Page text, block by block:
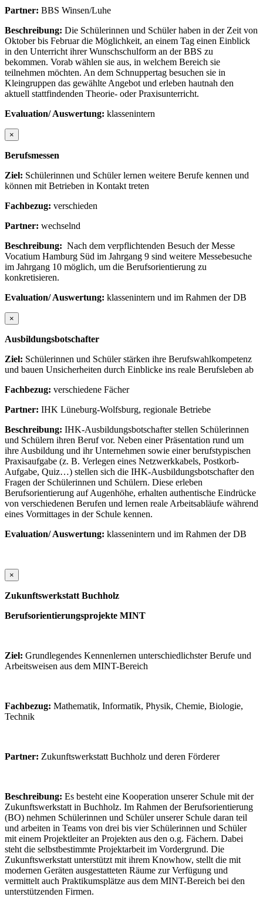
Partner: BBS Winsen/Luhe
Beschreibung: Die Schülerinnen und Schüler haben in der Zeit von
Oktober bis Februar die Möglichkeit, an einem Tag einen Einblick
in den Unterricht ihrer Wunschschulform an der BBS zu
bekommen. Vorab wählen sie aus, in welchem Bereich sie
teilnehmen möchten. An dem Schnuppertag besuchen sie in
Kleingruppen das gewählte Angebot und erleben hautnah den
aktuell stattfindenden Theorie- oder Praxisunterricht.
Evaluation/ Auswertung: klassenintern
×
Berufsmessen
Ziel: Schülerinnen und Schüler lernen weitere Berufe kennen und
können mit Betrieben in Kontakt treten
Fachbezug: verschieden
Partner: wechselnd
Beschreibung: Nach dem verpflichtenden Besuch der Messe
Vocatium Hamburg Süd im Jahrgang 9 sind weitere Messebesuche
im Jahrgang 10 möglich, um die Berufsorientierung zu
konkretisieren.
Evaluation/ Auswertung: klassenintern und im Rahmen der DB
×
Ausbildungsbotschafter
Ziel: Schülerinnen und Schüler stärken ihre Berufswahlkompetenz
und bauen Unsicherheiten durch Einblicke ins reale Berufsleben ab
Fachbezug: verschiedene Fächer
Partner: IHK Lüneburg-Wolfsburg, regionale Betriebe
Beschreibung: IHK-Ausbildungsbotschafter stellen Schülerinnen
und Schülern ihren Beruf vor. Neben einer Präsentation rund um
ihre Ausbildung und ihr Unternehmen sowie einer berufstypischen
Praxisaufgabe (z. B. Verlegen eines Netzwerkkabels, Postkorb-
Aufgabe, Quiz…) stellen sich die IHK-Ausbildungsbotschafter den
Fragen der Schülerinnen und Schülern. Diese erleben
Berufsorientierung auf Augenhöhe, erhalten authentische Eindrücke
von verschiedenen Berufen und lernen reale Arbeitsabläufe während
eines Vormittages in der Schule kennen.
Evaluation/ Auswertung: klassenintern und im Rahmen der DB
×
Zukunftswerkstatt Buchholz
Berufsorientierungsprojekte MINT
Ziel: Grundlegendes Kennenlernen unterschiedlichster Berufe und
Arbeitsweisen aus dem MINT-Bereich
Fachbezug: Mathematik, Informatik, Physik, Chemie, Biologie,
Technik
Partner: Zukunftswerkstatt Buchholz und deren Förderer
Beschreibung: Es besteht eine Kooperation unserer Schule mit der
Zukunftswerkstatt in Buchholz. Im Rahmen der Berufsorientierung
(BO) nehmen Schülerinnen und Schüler unserer Schule daran teil
und arbeiten in Teams von drei bis vier Schülerinnen und Schüler
mit einem Projektleiter an Projekten aus den o.g. Fächern. Dabei
steht die selbstbestimmte Projektarbeit im Vordergrund. Die
Zukunftswerkstatt unterstützt mit ihrem Knowhow, stellt die mit
modernen Geräten ausgestatteten Räume zur Verfügung und
vermittelt auch Praktikumsplätze aus dem MINT-Bereich bei den
unterstützenden Firmen.